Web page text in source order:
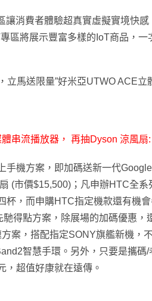
讓消費者體驗超真實虛擬實境快
區將展示豐富多樣的IoT商品，一
馬送限量”好米亞UTWO ACE立
串流播放器 ， 再抽Dyson 涼風扇:
手機方案，即加碼送新一代
(市價$15,500)；凡申辦HTC全
杯，而申購HTC指定機款還有機
得點方案，除展場的加碼優惠，
案，搭配指定SONY旗艦新機，
智慧手環。另外，只要是攜碼
，超值好康就在遠傳。